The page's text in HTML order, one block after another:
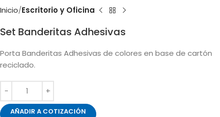
Inicio Escritorio y Oficina
Set Banderitas Adhesivas
Porta Banderitas Adhesivas de colores en base de cartón
reciclado.
AÑADIR A COTIZACIÓN